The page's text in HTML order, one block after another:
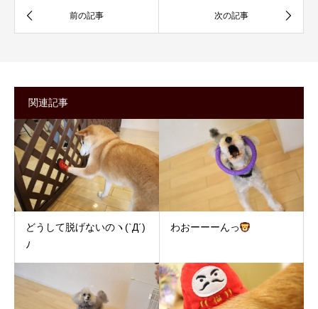
関連記事
どうして脱げないのヽ(`Д´)
ﾉ
わおーーーんっ